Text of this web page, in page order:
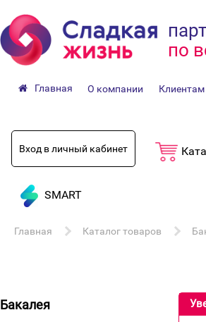
по
Главная О компании Клиентам
Вход в личный кабинет
SMART
Главная Каталог товаров
Бакалея